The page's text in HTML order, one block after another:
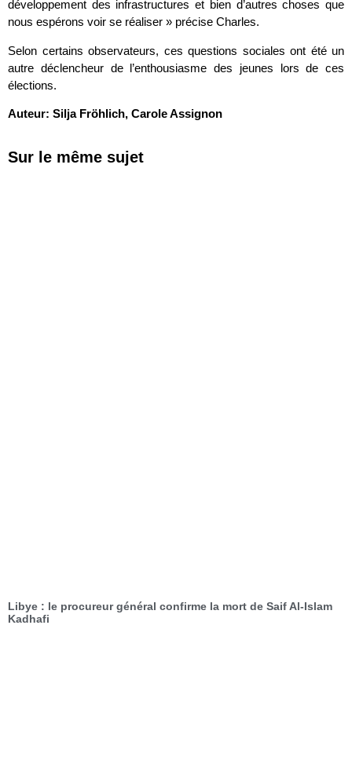
développement des infrastructures et bien d’autres choses que
nous espérons voir se réaliser » précise Charles.
Selon certains observateurs, ces questions sociales ont été un
autre déclencheur de l’enthousiasme des jeunes lors de ces
élections.
Auteur: Silja Fröhlich, Carole Assignon
Sur le même sujet
Libye : le procureur général confirme la mort de Saif Al-Islam
Kadhafi